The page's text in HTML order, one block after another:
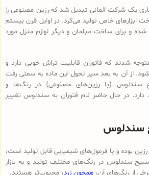
یک شرکت آلمانی تبدیل شد که رزین مصنوعی را
خاص تولید می‌کرد. در اوایل قرن بیستم
و برای ساخت مبلمان و دیگر لوازم منزل مورد
شدند که فاتوران قابلیت تراش خوبی دارد و
شود. از آن به بعد سیر تحول این ماده به سمتی رفت
سندلوس (با رزین‌های مصنوعی) در رنگ‌ها و
در حال حاضر نام فتوران به سندلوس تغییر
سندلوس
بوده و با فرمول‌های شیمیایی قابل تولید است،
سندلوس در رنگ‌های مختلف تولید و به بازار
از رنگ‌های آن، همچون زرد، محبوب‌تر هستند.